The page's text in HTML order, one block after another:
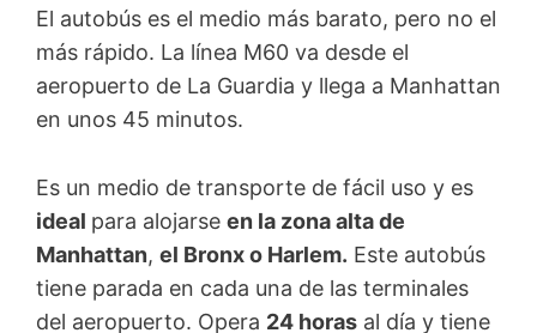
El autobús es el medio más barato, pero no el
más rápido. La línea M60 va desde el
aeropuerto de La Guardia y llega a Manhattan
en unos 45 minutos.
Es un medio de transporte de fácil uso y es
ideal para alojarse en la zona alta de
Manhattan, el Bronx o Harlem. Este autobús
tiene parada en cada una de las terminales
del aeropuerto. Opera 24 horas al día y tiene